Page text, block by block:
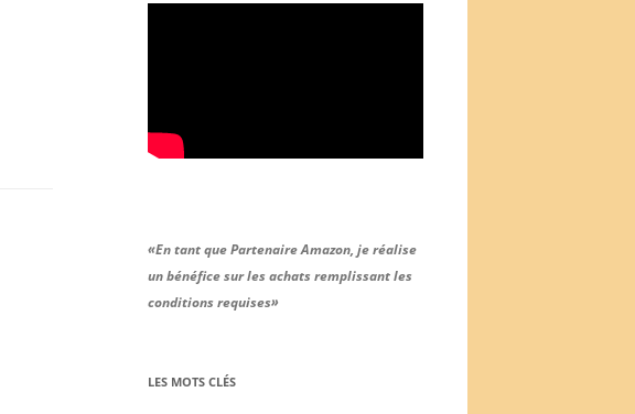
«En tant que Partenaire Amazon, je réalise
un bénéfice sur les achats remplissant les
conditions requises»
LES MOTS CLÉS